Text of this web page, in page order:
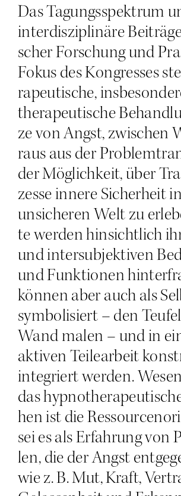
Das Tagungs­spek­trum
inter­dis­zi­pli­nä­re
scher For­schung und
Fokus des Kon­gres­ses
ra­peu­ti­sche,
the­ra­peu­ti­sche
ze von Angst, zwi­schen
raus aus der
der Mög­lich­keit, über
zes­se inne­re Sicher­heit
unsi­che­ren Welt zu
te wer­den hin­sicht­lich
und inter­sub­jek­ti­ven
und Funk­tio­nen
kön­nen aber auch als
sym­bo­li­siert – den
Wand malen – und in
ak­ti­ven Tei­le­ar­beit
inte­griert wer­den.
das
hen ist die
sei es als Erfah­rung von
len, die der Angst
wie z. B. Mut, Kraft,